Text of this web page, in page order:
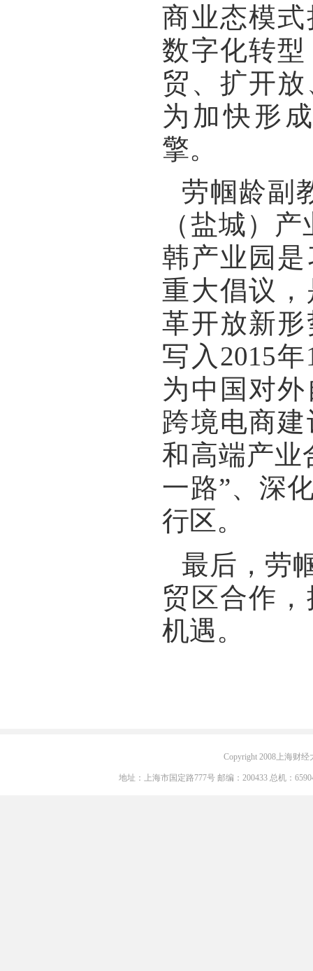
商业态模
数字化转
贸、扩开
为加快形
擎。
劳帼龄副
（盐城）
韩产业园
重大倡议
革开放新
写入 2015年
为中国对
跨境电商
和高端产业
一路”、深
行区。
最后，劳
贸区合作
机遇。
Copyright 2008上海财经
地址：上海市国定路777号 邮编：200433 总机：